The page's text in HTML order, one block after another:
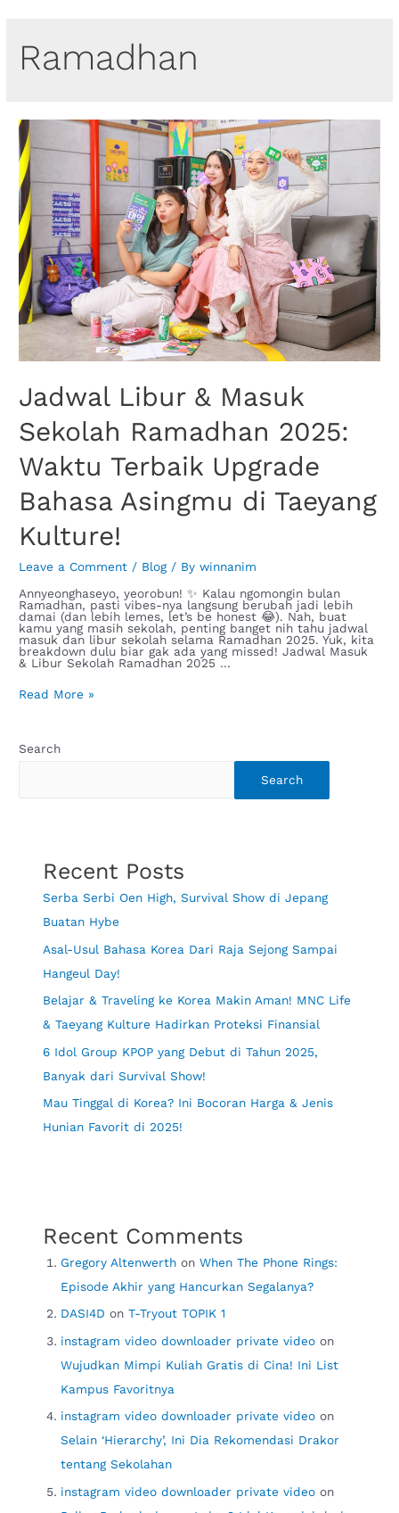
Ramadhan
Jadwal Libur & Masuk
Sekolah Ramadhan 2025:
Waktu Terbaik Upgrade
Bahasa Asingmu di Taeyang
Kulture!
Leave a Comment / Blog/ Bywinnanim
Annyeonghaseyo, yeorobun! ✨ Kalau ngomongin bulan
Ramadhan, pasti vibes-nya langsung berubah jadi lebih
damai (dan lebih lemes, let’s be honest 😂). Nah, buat
kamu yang masih sekolah, penting banget nih tahu jadwal
masuk dan libur sekolah selama Ramadhan 2025. Yuk, kita
breakdown dulu biar gak ada yang missed! Jadwal Masuk
& Libur Sekolah Ramadhan 2025 …
Read More »
Search
Search
Recent Posts
Serba Serbi Oen High, Survival Show di Jepang
Buatan Hybe
Asal-Usul Bahasa Korea Dari Raja Sejong Sampai
Hangeul Day!
Belajar & Traveling ke Korea Makin Aman! MNC Life
& Taeyang Kulture Hadirkan Proteksi Finansial
6 Idol Group KPOP yang Debut di Tahun 2025,
Banyak dari Survival Show!
Mau Tinggal di Korea? Ini Bocoran Harga & Jenis
Hunian Favorit di 2025!
Recent Comments
Gregory Altenwerth onWhen The Phone Rings:
Episode Akhir yang Hancurkan Segalanya?
DASI4D onT-Tryout TOPIK 1
instagram video downloader private video on
Wujudkan Mimpi Kuliah Gratis di Cina! Ini List
Kampus Favoritnya
instagram video downloader private video on
Selain ‘Hierarchy’, Ini Dia Rekomendasi Drakor
tentang Sekolahan
instagram video downloader private video on